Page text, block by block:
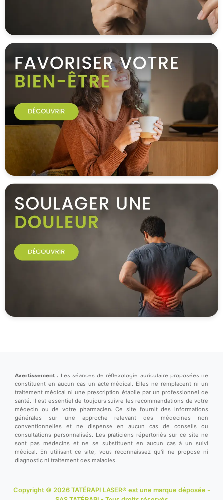
Avertissement : Les séances de réflexologie auriculaire proposées ne
constituent en aucun cas un acte médical. Elles ne remplacent ni un
traitement médical ni une prescription établie par un professionnel de
santé. Il est essentiel de toujours suivre les recommandations de votre
médecin ou de votre pharmacien. Ce site fournit des informations
générales sur une approche relevant des médecines non
conventionnelles et ne dispense en aucun cas de conseils ou
consultations personnalisés. Les praticiens répertoriés sur ce site ne
sont pas médecins et ne se substituent en aucun cas à un suivi
médical. En utilisant ce site, vous reconnaissez qu'il ne propose ni
diagnostic ni traitement des maladies.
Copyright © 2026 TATÉRAPI LASER® est une marque déposée -